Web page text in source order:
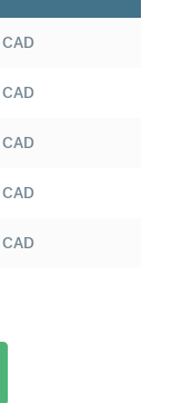
CAD
CAD
CAD
CAD
CAD